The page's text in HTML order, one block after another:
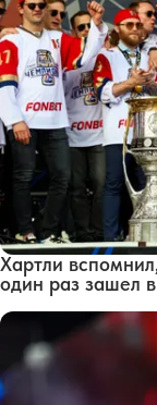
Хартли
один раз зашел